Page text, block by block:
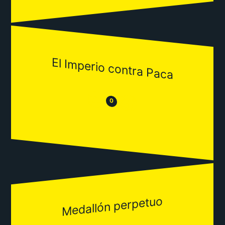
El Imperio contra Paca
😒 0 😂
Medallón perpetuo